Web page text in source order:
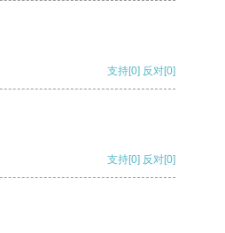
支持[0] 反对[0]
支持[0] 反对[0]